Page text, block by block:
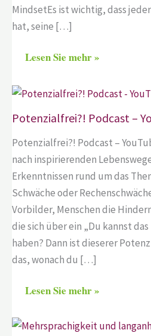
MindsetEs ist wichtig, dass
hat, seine […]
Lesen Sie mehr »
Potenzialfrei?! Podcast –
Potenzialfrei?! Podcast –
nach inspirierenden
Erkenntnissen rund um das
Schwäche oder
Vorbilder, Menschen die
die sich über ein „Du kannst
haben? Dann ist dieserer
das, wonach du […]
Lesen Sie mehr »